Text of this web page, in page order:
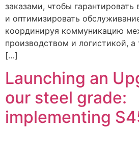
заказами, чтобы гарантировать
и оптимизировать
координируя коммуникацию
производством и логистикой,
[…]
Launching an
our steel grade:
implementing